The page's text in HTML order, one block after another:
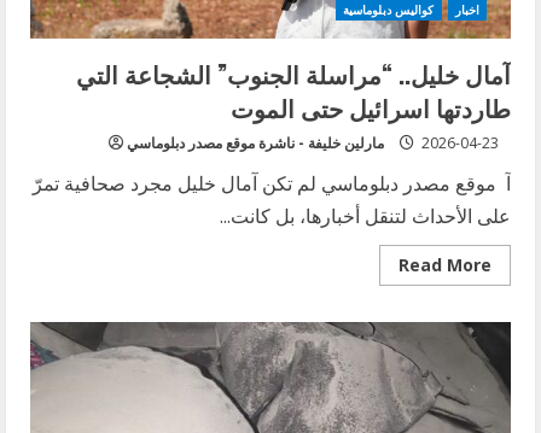
اخبار كواليس دبلوماسية
آمال خليل.. “مراسلة الجنوب” الشجاعة التي
طاردتها اسرائيل حتى الموت
مارلين خليفة - ناشرة موقع مصدر دبلوماسي 2026-04-23
آ موقع مصدر دبلوماسي لم تكن آمال خليل مجرد صحافية تمرّ
على الأحداث لتنقل أخبارها، بل كانت...
Read More
Read
more
خليل..
“مراسلة
الجنوب”
الشجاعة
التي
طاردتها